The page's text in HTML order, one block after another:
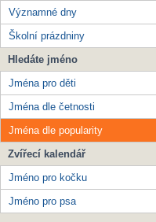
Významné dny
Školní prázdniny
Hledáte jméno
Jména pro děti
Jména dle četnosti
Jména dle popularity
Zvířecí kalendář
Jméno pro kočku
Jméno pro psa